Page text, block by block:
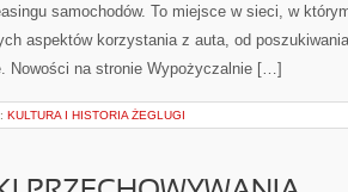
samochodów. To miejsce w sieci, w
aspektów korzystania z auta, od
Nowości na stronie Wypożyczalnie […]
KULTURA I HISTORIA ŻEGLUGI